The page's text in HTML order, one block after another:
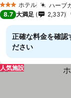
3 ホテルのランク
ホテル ハーブ
8.7 大満足 2,337
正確な料金を確認
ださい
人気施設